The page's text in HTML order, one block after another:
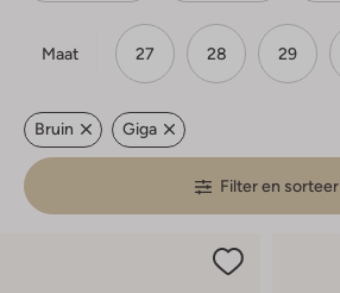
Maat 27 28 29
Bruin Giga
Filter en sorteer